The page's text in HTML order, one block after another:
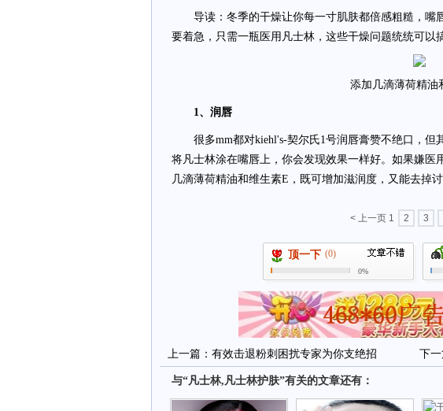
导读：冬季的干燥让你每一寸肌肤都倍感粗糙，嘴
要着急，只需一瓶医用凡士林，这些干燥问题统统可以
添加几滴薄荷精油
1、润唇
很多mm都对kiehl's-契尔氏1号润唇膏赞不绝口，但
将凡士林涂在嘴唇上，你会发现效果一样好。如果嫌医
几滴薄荷精油和维生素E，既可增加滋润度，又能去掉讨
< 上一页 1 2 3
顶一下 (0)
0%
上一篇： 有效击退粉刺困扰专家为你支绝招 下一
与“凡士林,凡士林护肤”有关的文章还有：